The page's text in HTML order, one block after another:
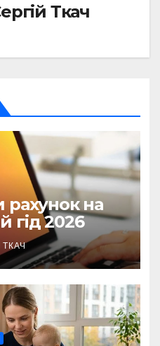
Ткач
рахунок на
гід 2026
ТКАЧ